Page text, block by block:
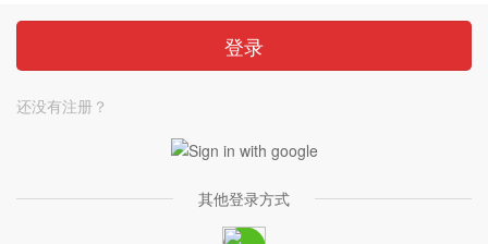
登录
还没有注册？
其他登录方式